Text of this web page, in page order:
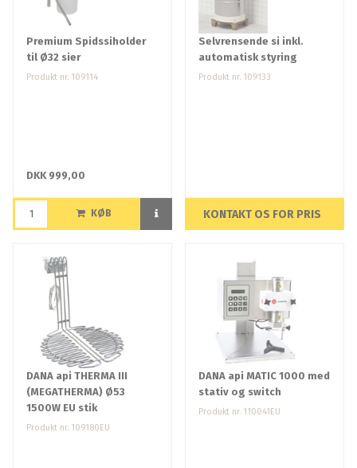
Premium Spidssiholder
til Ø32 sier
Produkt nr. 109114
DKK 999,00
KØB
Selvrensende si inkl.
automatisk styring
Produkt nr. 109133
KONTAKT OS FOR PRIS
DANA api THERMA III
(MEGATHERMA) Ø53
1500W EU stik
Produkt nr. 109180EU
DANA api MATIC 1000 med
stativ og switch
Produkt nr. 110041EU